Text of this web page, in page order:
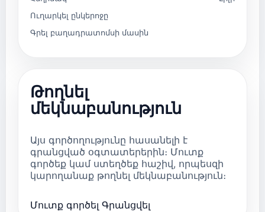
Ուղարկել ընկերոջը
Գրել բաղադրատոմսի մասին
Թողնել
մեկնաբանություն
Այս գործողությունը հասանելի է
գրանցված օգտատերերին։ Մուտք
գործեք կամ ստեղծեք հաշիվ, որպեսզի
կարողանաք թողնել մեկնաբանություն։
Մուտք գործել Գրանցվել